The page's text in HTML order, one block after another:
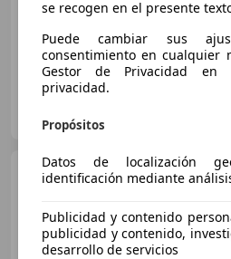
06/2022 68.141 km
CLICARS ZARAGOZA
ES-50197 ZARAGOZA
se recogen en el presente
Puede cambiar sus
consentimiento en cualquier
Gestor de Privacidad en
privacidad.
Propósitos
Datos de localización
identificación mediante
Publicidad y contenido
publicidad y contenido,
desarrollo de servicios